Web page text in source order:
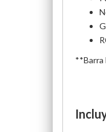
**Barra